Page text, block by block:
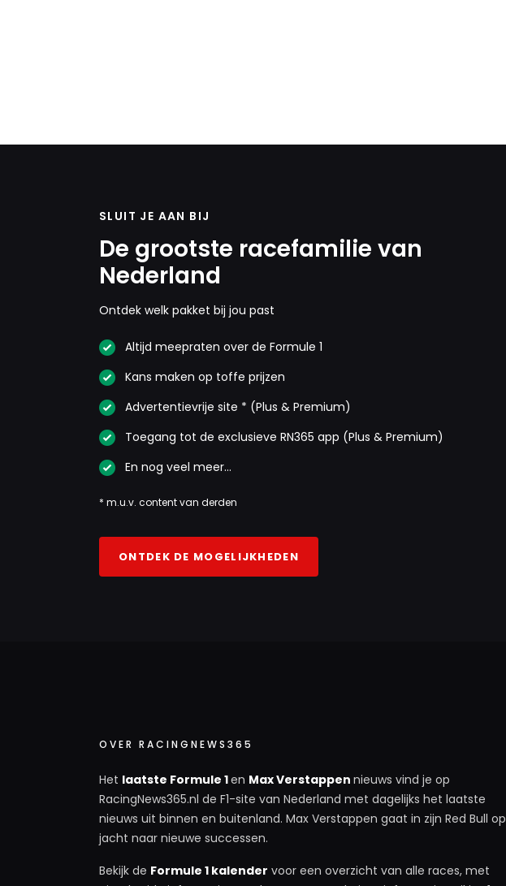
SLUIT JE AAN BIJ
De grootste racefamilie van
Nederland
Ontdek welk pakket bij jou past
Altijd meepraten over de Formule 1
Kans maken op toffe prijzen
Advertentievrije site * (Plus & Premium)
Toegang tot de exclusieve RN365 app (Plus & Premium)
En nog veel meer…
* m.u.v. content van derden
ONTDEK DE MOGELIJKHEDEN
OVER RACINGNEWS365
Het laatste Formule 1en Max Verstappen nieuws vind je op
RacingNews365.nl de F1-site van Nederland met dagelijks het laatste
nieuws uit binnen en buitenland. Max Verstappen gaat in zijn Red Bull op
jacht naar nieuwe successen.
Bekijk de Formule 1 kalender voor een overzicht van alle races, met